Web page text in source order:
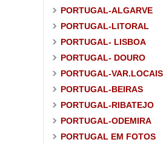
PORTUGAL-ALGARVE
PORTUGAL-LITORAL
PORTUGAL- LISBOA
PORTUGAL- DOURO
PORTUGAL-VAR.LOCAIS
PORTUGAL-BEIRAS
PORTUGAL-RIBATEJO
PORTUGAL-ODEMIRA
PORTUGAL EM FOTOS